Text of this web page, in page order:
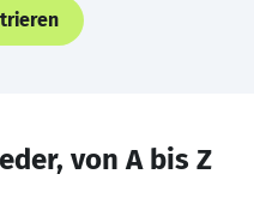
von A bis Z